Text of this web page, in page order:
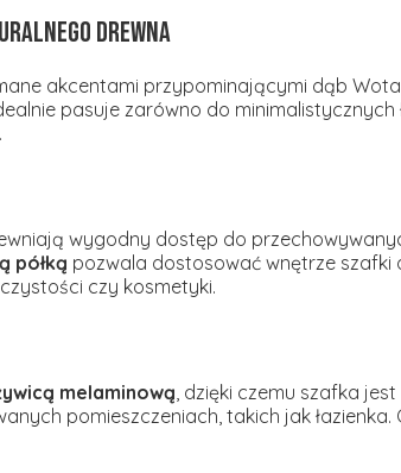
drewna
akcentami przypominającymi dąb
pasuje zarówno do minimalistycznych
wygodny dostęp do
półką pozwala dostosować wnętrze szafki
czy kosmetyki.
melaminową , dzięki czemu szafka
pomieszczeniach, takich jak